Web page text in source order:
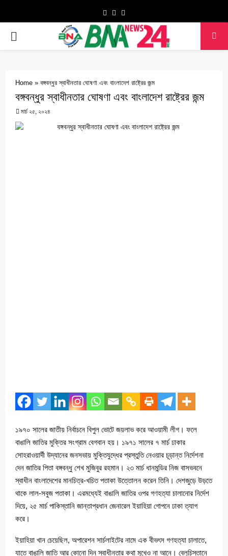
Facebook
Twitter
PRIMARY
Home » বঙ্গবন্ধুর স্বাধীনতার ঘোষণা এবং বাংলাদেশ রাষ্ট্রের জন্ম
বঙ্গবন্ধুর স্বাধীনতার ঘোষণা এবং বাংলাদেশ রাষ্ট্রের জন্ম
মার্চ ২৫, ২০২৪
১৯৭০ সালের জাতীয় নির্বাচনে বিপুল ভোটে জয়লাভ করে আওয়ামী লীগ। ফলে
বাঙালি জাতির মুক্তির সংগ্রাম বেগবান হয়। ১৯৭১ সালের ৭ মার্চ ঢাকার
সোহরাওয়ার্দী উদ্যানের জনসভায় মুক্তিযুদ্ধের প্রস্তুতি নেওয়ার চূড়ান্ত নির্দেশনা
দেন জাতির পিতা বঙ্গবন্ধু শেখ মুজিবুর রহমান। ২৩ মার্চ ধানমন্ডির নিজ বাসভবনে
স্বাধীন বাংলাদেশের মানচিত্র-খচিত পতাকা উত্তোলন করেন তিনি। দেশজুড়ে উড়তে
থাকে লাল-সবুজ পতাকা। এরমধ্যেই বাঙালি জাতির ওপর গণহত্যা চালানোর নির্দেশ
দিয়ে, ২৫ মার্চ পাকিস্তানি জান্তাপ্রধান জেনারেল ইয়াহিয়া গোপনে ঢাকা ত্যাগ
করে।
ইয়াহিয়া খান চেয়েছিল, অপারেশন সার্চলাইটের নামে এক বীভৎস গণহত্যা চালাতে,
যাতে বাঙালি জাতি আর কোনো দিন স্বাধীনতার কথা মুখেও না আনে। বেলুচিস্তানে